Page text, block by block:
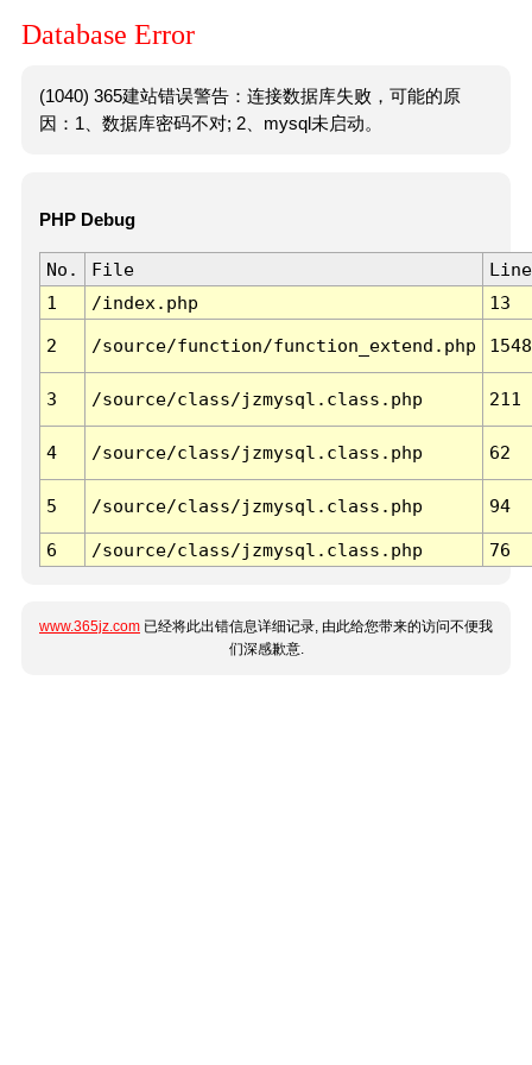
Database Error
(1040) 365建站错误警告：连接数据库失败，可能的原
因：1、数据库密码不对; 2、mysql未启动。
PHP Debug
No. File
Line
1
/index.php 13
2 /source/function/function_extend.php 1548
3 /source/class/jzmysql.class.php 211
4 /source/class/jzmysql.class.php 62
5 /source/class/jzmysql.class.php 94
6 /source/class/jzmysql.class.php 76
www.365jz.com 已经将此出错信息详细记录, 由此给您带来的访问不便我
们深感歉意.